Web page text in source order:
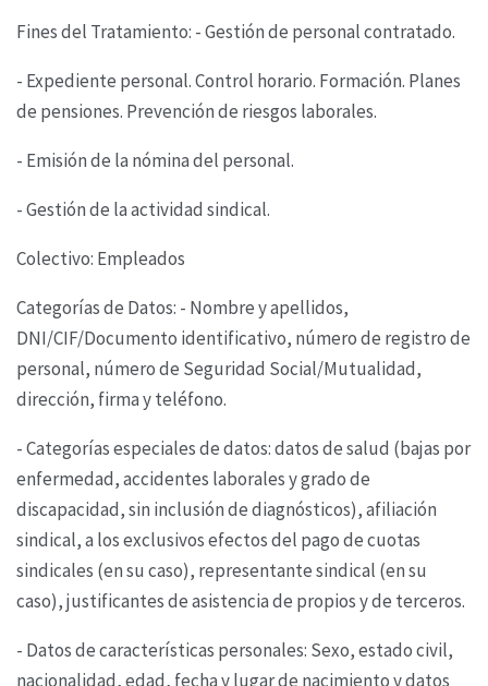
Fines del Tratamiento: - Gestión de personal contratado.
- Expediente personal. Control horario. Formación. Planes
de pensiones. Prevención de riesgos laborales.
- Emisión de la nómina del personal.
- Gestión de la actividad sindical.
Colectivo: Empleados
Categorías de Datos: - Nombre y apellidos,
DNI/CIF/Documento identificativo, número de registrode
personal, número de Seguridad Social/Mutualidad,
dirección, firma y teléfono.
- Categorías especiales de datos: datos de salud (bajas por
enfermedad, accidentes laborales ygrado de
discapacidad, sin inclusión de diagnósticos), afiliación
sindical, a los exclusivos efectosdel pago de cuotas
sindicales (en su caso), representante sindical (en su
caso), justificantes deasistencia de propios y de terceros.
- Datos de características personales: Sexo, estado civil,
nacionalidad, edad, fecha y lugar de nacimiento y datos